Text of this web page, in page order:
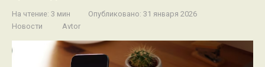
На чтение: 3 мин Опубликовано: 31 января 2026
Новости
Avtor